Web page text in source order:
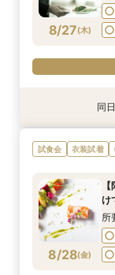
8/27(木)
衣装試着
8/27(木)
【
衣装試着
8/27(木)
【
品
8/27(木)
【
♪
8/27(木)
短
ル
衣装試着
8/27(木)
【
さ
同
試食会 衣装試着
8/28(金)
け
所